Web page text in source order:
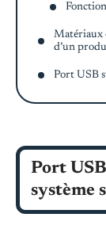
Matériaux
d’un
Port USB
Port
système